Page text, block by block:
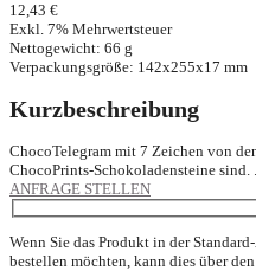
12,43 €
Exkl. 7% Mehrwertsteuer
Nettogewicht: 66 g
Verpackungsgröße: 142x255x17 mm
Kurzbeschreibung
ChocoTelegram mit 7 Zeichen von
ChocoPrints-Schokoladensteine sind.
ANFRAGE STELLEN
Wenn Sie das Produkt in der
bestellen möchten, kann dies über